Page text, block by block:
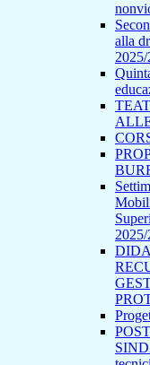
alla